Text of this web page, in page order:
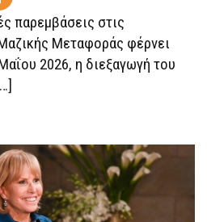
ΜΕΤΑΒΟΛΈΣ
ΣΕ
ΔΡΟΜΟΛΌΓΙΑ
ΛΕΩΦΟΡΕΊΩΝ
παρεμβάσεις στις
Μεταφοράς φέρνει
2026, η διεξαγωγή του